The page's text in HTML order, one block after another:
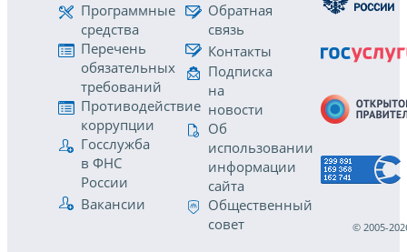
Программные
средства
Перечень
обязательных
требований
Противодействие
коррупции
Госслужба
в ФНС
России
Вакансии
Обратная
связь
Контакты
Подписка
на
новости
Об
использовании
информации
сайта
Общественный
совет
© 2005-